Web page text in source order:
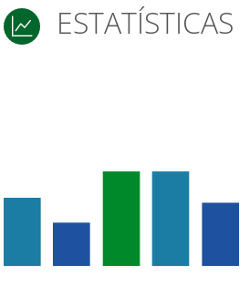
ESTATÍSTICAS